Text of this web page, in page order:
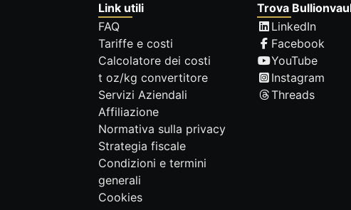
Link utili
FAQ
Tariffe e costi
Calcolatore dei costi
t oz/kg convertitore
Servizi Aziendali
Affiliazione
Normativa sulla privacy
Strategia fiscale
Condizioni e termini
generali
Cookies
Trova
LinkedIn
Facebook
YouTube
Instagram
Threads